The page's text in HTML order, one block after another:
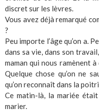
discret sur les lèvres.
Vous avez déjà remarqué
?
Peu importe l’âge qu’on a.
dans sa vie, dans son
maman qui nous ramènent
Quelque chose qu’on ne
qu’on reconnaît dans la
Ce matin-là, la mariée
marier.